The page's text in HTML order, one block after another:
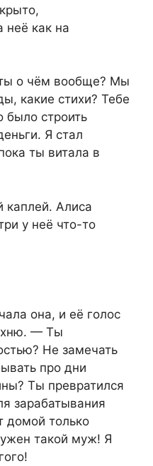
неё как на
о чём вообще? Мы
какие стихи? Тебе
было строить
Я стал
ты витала в
каплей. Алиса
у неё что-то
она, и её голос
— Ты
Не замечать
про дни
Ты превратился
зарабатывания
домой только
такой муж! Я